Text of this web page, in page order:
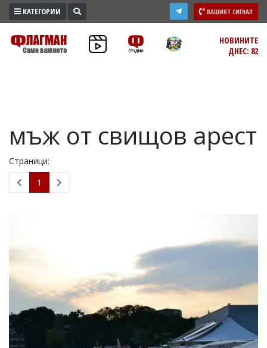
ПРОМО
ЗОНА
ЗДРАВЕ
ПОЛИТИКА
ОБЩИНИ
СПОРТ
РАЗСЛЕДВАНЕ
БИЗНЕС
ЮГ
КАТЕГОРИИ ВАШИЯТ СИГНАЛ
НОВИНИТЕ
ДНЕС: 82
мъж от свищов арест
Страници:
1